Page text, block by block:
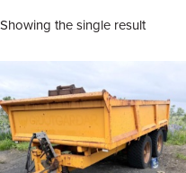
Showing the single result